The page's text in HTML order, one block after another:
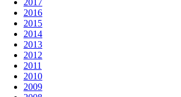
2017
2016
2015
2014
2013
2012
2011
2010
2009